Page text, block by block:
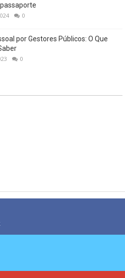
0
por Gestores Públicos: O Que
0